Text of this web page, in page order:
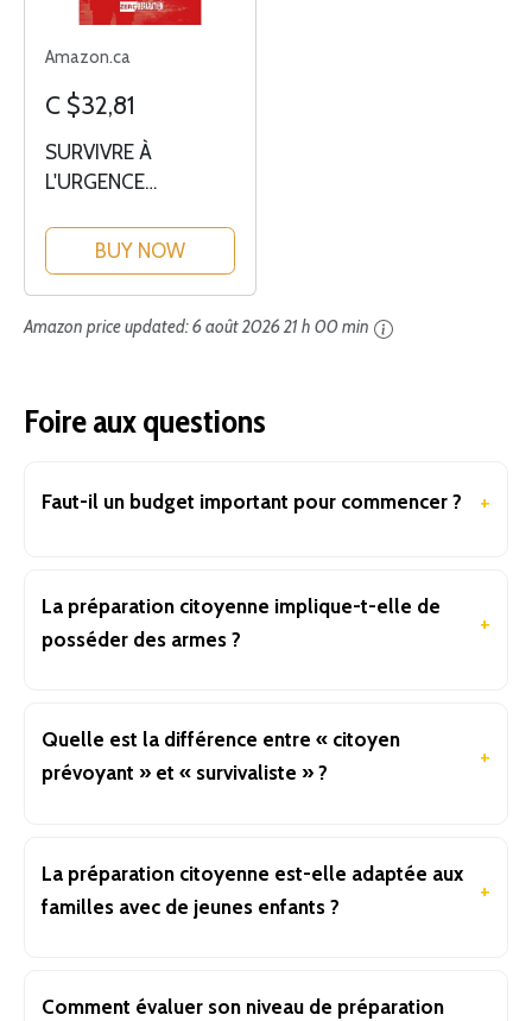
Amazon.ca
C $32,81
SURVIVRE À
L'URGENCE
BUY NOW
Amazon price updated:6 août 2026 21 h 00 min
Foire aux questions
Faut-il un budget important pour commencer ?
La préparation citoyenne implique-t-elle de
posséder des armes ?
Quelle est la différence entre « citoyen
prévoyant » et « survivaliste » ?
La préparation citoyenne est-elle adaptée aux
familles avec de jeunes enfants ?
Comment évaluer son niveau de préparation